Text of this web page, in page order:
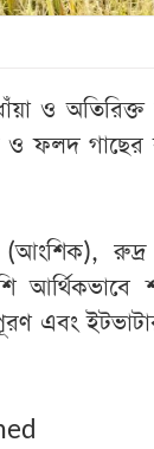
ও
ফলদ গাছের
এবং